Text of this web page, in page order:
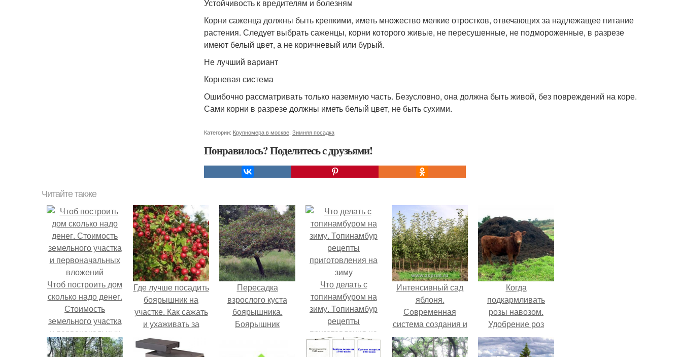
Устойчивость к вредителям и болезням
Корни саженца должны быть крепкими, иметь множество мелкие отростков, отвечающих за надлежащее питание
растения. Следует выбрать саженцы, корни которого живые, не пересушенные, не подмороженные, в разрезе
имеют белый цвет, а не коричневый или бурый.
Не лучший вариант
Корневая система
Ошибочно рассматривать только наземную часть. Безусловно, она должна быть живой, без повреждений на коре.
Сами корни в разрезе должны иметь белый цвет, не быть сухими.
Категории: Крупномера в москве Зимняя посадка
Понравилось? Поделитесь с друзьями!
Читайте также
Чтоб построить дом
сколько надо денег.
Стоимость
земельного участка
и первоначальных
вложений
Где лучше посадить
боярышник на
участке. Как сажать
и ухаживать за
боярышником
Пересадка
взрослого куста
боярышника.
Боярышник
Что делать с
топинамбуром на
зиму. Топинамбур
рецепты
приготовления на
зиму
Интенсивный сад
яблоня.
Современная
система создания и
возделывания
интенсивных
Когда
подкармливать
розы навозом.
Удобрение роз
навозом